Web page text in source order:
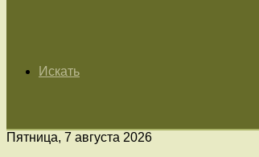
Искать
Пятница, 7 августа 2026